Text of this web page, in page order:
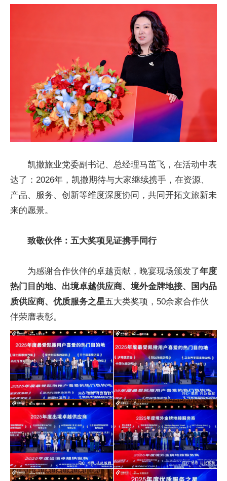
凯撒旅业党委副书记、总经理马茁飞，在活动中表
达了：2026年，凯撒期待与大家继续携手，在资源、
产品、服务、创新等维度深度协同，共同开拓文旅新未
来的愿景。
致敬伙伴：五大奖项见证携手同行
为感谢合作伙伴的卓越贡献，晚宴现场颁发了年度
热门目的地、出境卓越供应商、境外金牌地接、国内品
质供应商、优质服务之星五大类奖项，50余家合作伙
伴荣膺表彰。